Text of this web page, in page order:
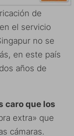
de
el servicio
no se
en este país
años de
caro que los
extra» que
cámaras.